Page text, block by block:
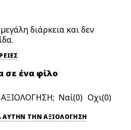
διάρκεια και δεν
σε ένα φίλο
0 0
ΕΠΙΣΗΜΆΝΕΤΕ ΑΡΝΗΤΙΚΆ ΑΥΤΉΝ ΤΗΝ ΑΞΙΟΛΟΓΗΣΗ